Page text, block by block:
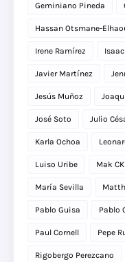
Geminiano Pineda
Hassan Otsmane-
Irene Ramírez
Javier Martínez
Jesús Muñoz
José Soto Julio
Karla Ochoa
Luiso Uribe Mak CK
María Sevilla
Pablo Guisa Pablo
Paul Cornell Pepe
Rigobergo Perezcano